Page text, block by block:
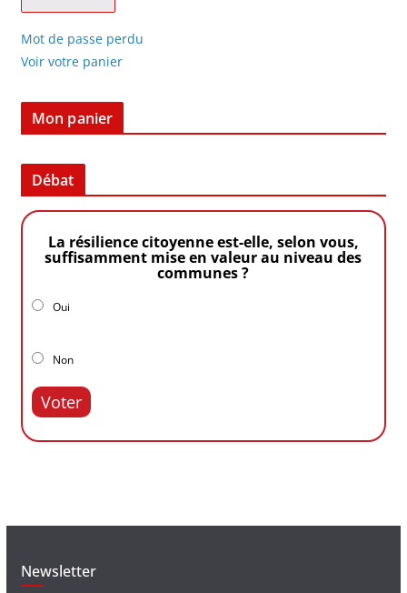
Mot de passe perdu
Voir votre panier
Mon panier
Débat
La résilience citoyenne est-elle, selon vous,
suffisamment mise en valeur au niveau des
communes ?
Oui
Non
Voter
Newsletter